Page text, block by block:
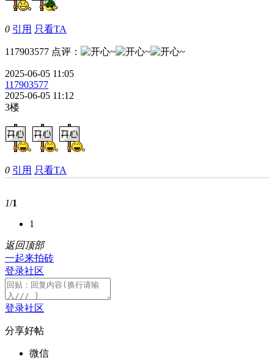
0 引用 只看TA
117903577 点评 ：
2025-06-05 11:05
117903577
2025-06-05 11:12
3楼
0 引用 只看TA
1/1
1
返回顶部
一起来拍砖
登录社区
登录社区
分享好帖
微信